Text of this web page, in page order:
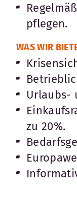
pflegen.
WAS WIR
Urlaubs-
zu 20%.